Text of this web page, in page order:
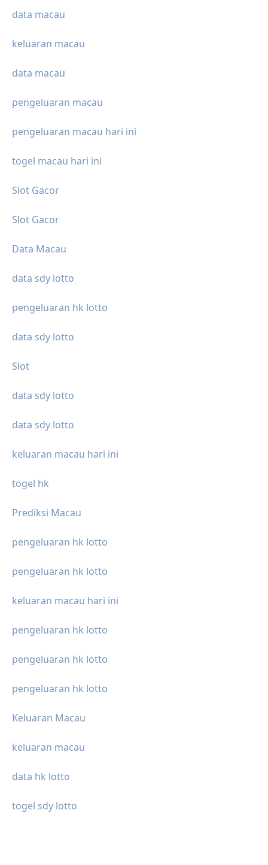
data macau
keluaran macau
data macau
pengeluaran macau
pengeluaran macau hari ini
togel macau hari ini
Slot Gacor
Slot Gacor
Data Macau
data sdy lotto
pengeluaran hk lotto
data sdy lotto
Slot
data sdy lotto
data sdy lotto
keluaran macau hari ini
togel hk
Prediksi Macau
pengeluaran hk lotto
pengeluaran hk lotto
keluaran macau hari ini
pengeluaran hk lotto
pengeluaran hk lotto
pengeluaran hk lotto
Keluaran Macau
keluaran macau
data hk lotto
togel sdy lotto